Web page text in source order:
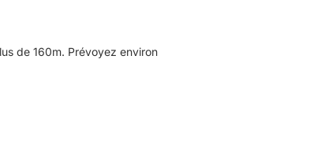
de 160m. Prévoyez environ